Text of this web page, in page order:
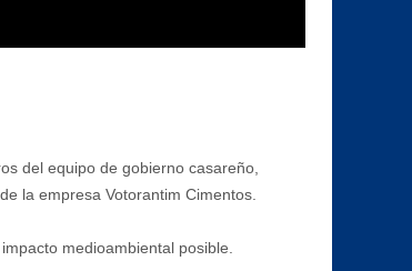
del equipo de gobierno casareño,
la empresa Votorantim Cimentos.
medioambiental posible.